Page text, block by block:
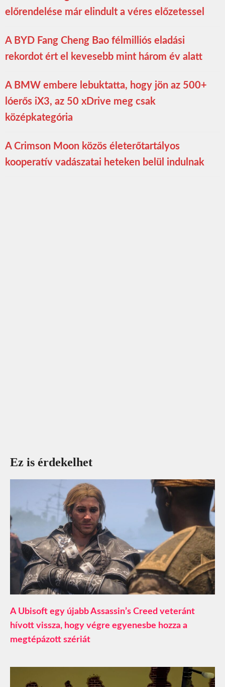
előrendelése már elindult a véres előzetessel
A BYD Fang Cheng Bao félmilliós eladási
rekordot ért el kevesebb mint három év alatt
A BMW embere lebuktatta, hogy jön az 500+
lóerős iX3, az 50 xDrive meg csak
középkategória
A Crimson Moon közös életerőtartályos
kooperatív vadászatai heteken belül indulnak
Ez is érdekelhet
A Ubisoft egy újabb Assassin’s Creed veteránt
hívott vissza, hogy végre egyenesbe hozza a
megtépázott szériát